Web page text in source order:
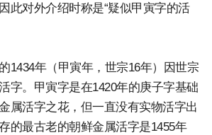
此对外介绍时称是“疑似甲寅字的活
1434年（甲寅年，世宗16年）因世宗
字。甲寅字是在1420年的庚子字基础
属活字之花，但一直没有实物活字出
的最古老的朝鲜金属活字是1455年